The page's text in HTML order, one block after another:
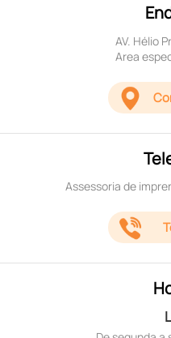
AV. Hélio
Area
Assessoria de